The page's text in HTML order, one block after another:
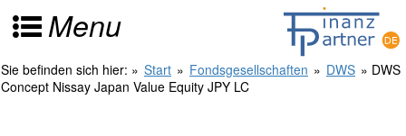
Menu
Sie befinden sich hier: » Start » Fondsgesellschaften » DWS » DWS
Concept Nissay Japan Value Equity JPY LC